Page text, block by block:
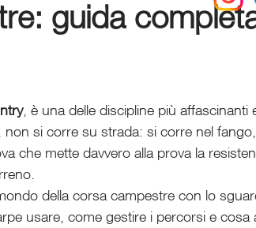
guida
, è una delle discipline più affascinanti
si corre su strada: si corre nel
che mette davvero alla prova la
della corsa campestre con lo
usare, come gestire i percorsi e cosa